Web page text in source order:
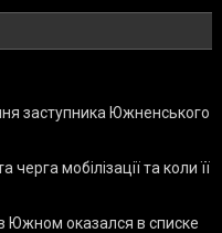
заступника Южненського
мобілізації та коли її
Южном оказался в списке